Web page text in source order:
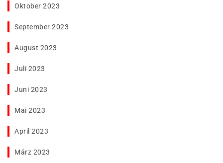
Oktober 2023
September 2023
August 2023
Juli 2023
Juni 2023
Mai 2023
April 2023
März 2023